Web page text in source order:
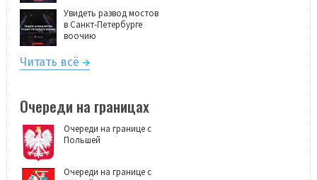
Увидеть развод мостов
в Санкт-Петербурге
воочию
Читать всё
Очереди на границах
Очереди на границе с
Польшей
Очереди на границе с